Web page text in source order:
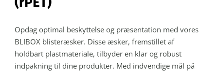
Opdag optimal beskyttelse og præsentation med vores
BLIBOX blisteræsker. Disse æsker, fremstillet af
holdbart plastmateriale, tilbyder en klar og robust
indpakning til dine produkter. Med indvendige mål på